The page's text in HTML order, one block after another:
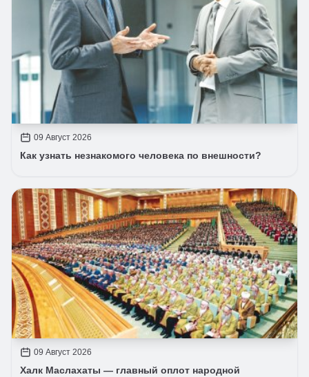
09 Август 2026
Как узнать незнакомого человека по внешности?
09 Август 2026
Халк Маслахаты — главный оплот народной